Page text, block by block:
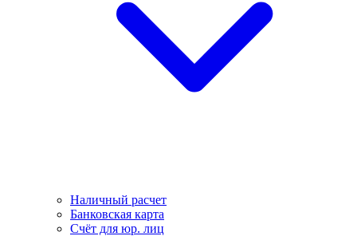
Наличный расчет
Банковская карта
Счёт для юр. лиц